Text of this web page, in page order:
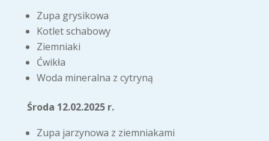
Zupa grysikowa
Kotlet schabowy
Ziemniaki
Ćwikła
Woda mineralna z cytryną
Środa 12.02.2025 r.
Zupa jarzynowa z ziemniakami